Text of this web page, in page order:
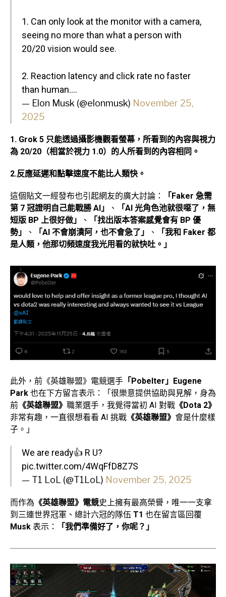
1. Can only look at the monitor with a camera,
seeing no more than what a person with
20/20 vision would see.
2. Reaction latency and click rate no faster
than human.…
— Elon Musk (@elonmusk) November 25,
2025
1. Grok 5 只能透過攝影機觀看螢幕，所看到的內容與視力
為 20/20（相當於視力 1.0）的人所看到的內容相同。
2.反應延遲和點擊速度不能比人類快。
這個貼文一經發布也引起網友的廣大討論：
「Faker 急需
第 7 冠證明自己能戰勝 AI」
、
「AI 光角色池就很噁了，無
短版 BP 上很好做」
、
「找出版本答案感覺會有 BP 優
勢」
、 「AI 不會崩潰阿，也不會急了」 、
「我和 Faker 都
是人類，他那切頻速度我光用看的就快吐。」
此外，前《英雄聯盟》電競選手 「Pobelter」Eugene
Park 也在下方留言表示：「很樂意提供協助與見解，身為
前 《英雄聯盟》 職業選手，我覺得當初 AI 對戰 《Dota 2》
非常有趣，一直很想看看 AI 挑戰 《英雄聯盟》 會是什麼樣
子。」
We are ready👍 R U?
pic.twitter.com/4WqFfD8Z7S
— T1 LoL (@T1LoL) November 25, 2025
而作為 《英雄聯盟》電競史上擁有最高榮譽，唯一一支拿
到三連世界冠軍、總計六冠的隊伍 T1 也在留言區回覆
Musk 表示： 「我們準備好了，你呢？」